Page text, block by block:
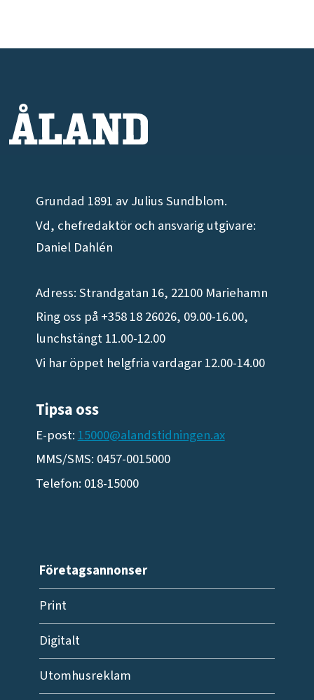
Grundad 1891 av Julius Sundblom.
Vd, chefredaktör och ansvarig utgivare:
Daniel Dahlén
Adress: Strandgatan 16, 22100 Mariehamn
Ring oss på +358 18 26026, 09.00-16.00,
lunchstängt 11.00-12.00
Vi har öppet helgfria vardagar 12.00-14.00
Tipsa oss
E-post: 15000@alandstidningen.ax
MMS/SMS: 0457-0015000
Telefon: 018-15000
Företagsannonser
Print
Digitalt
Utomhusreklam